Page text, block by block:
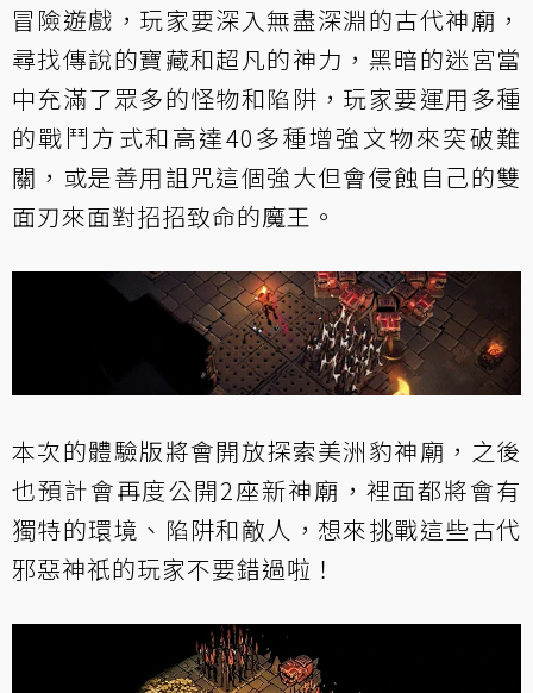
冒險遊戲，玩家要深入無盡深淵的古代神廟，
尋找傳說的寶藏和超凡的神力，黑暗的迷宮當
中充滿了眾多的怪物和陷阱，玩家要運用多種
的戰鬥方式和高達40多種增強文物來突破難
關，或是善用詛咒這個強大但會侵蝕自己的雙
面刃來面對招招致命的魔王。
本次的體驗版將會開放探索美洲豹神廟，之後
也預計會再度公開2座新神廟，裡面都將會有
獨特的環境、陷阱和敵人，想來挑戰這些古代
邪惡神祇的玩家不要錯過啦！